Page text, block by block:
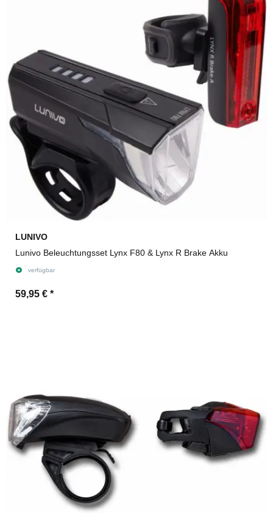
LUNIVO
Lunivo Beleuchtungsset Lynx F80 & Lynx R Brake Akku
verfügbar
59,95 € *